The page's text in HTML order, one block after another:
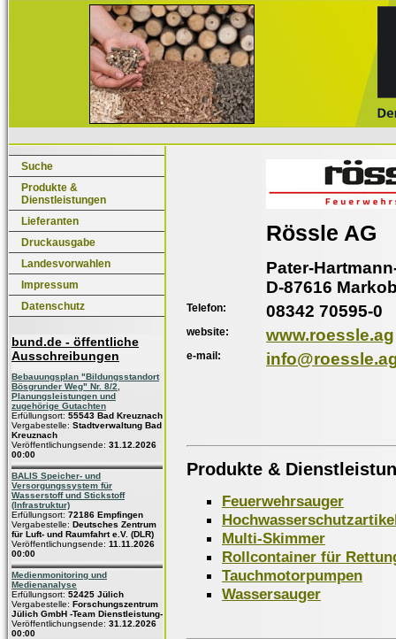
Suche
Produkte &
Dienstleistungen
Lieferanten
Druckausgabe
Landesvorwahlen
Impressum
Datenschutz
bund.de - öffentliche
Ausschreibungen
Bebauungsplan "Bildungsstandort
Bösgrunder Weg" Nr. 8/2,
Planungsleistungen und
zugehörige Gutachten
Erfüllungsort: 55543 Bad Kreuznach
Vergabestelle: Stadtverwaltung Bad
Kreuznach
Veröffentlichungsende: 31.12.2026
00:00
BALIS Speicher- und
Versorgungssystem für
Wasserstoff und Stickstoff
(Infrastruktur)
Erfüllungsort: 72186 Empfingen
Vergabestelle: Deutsches Zentrum
für Luft- und Raumfahrt e.V. (DLR)
Veröffentlichungsende: 11.11.2026
00:00
Medienmonitoring und
Medienanalyse
Erfüllungsort: 52425 Jülich
Vergabestelle: Forschungszentrum
Jülich GmbH -Team Dienstleistung-
Veröffentlichungsende: 31.12.2026
00:00
Rössle AG
Pater-
D-87616
Telefon: 08342 70595-0
website: www.roessle.ag
e-mail:
Produkte &
Feuerwehrsauger
Multi-Skimmer
Rollcontainer für
Tauchmotorpumpen
Wassersauger